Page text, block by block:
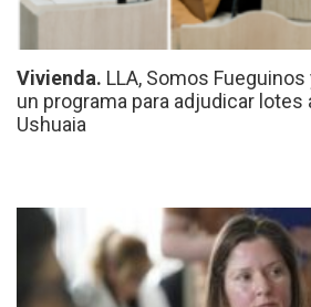
Vivienda. LLA, Somos
un programa para adjudicar lotes
Ushuaia